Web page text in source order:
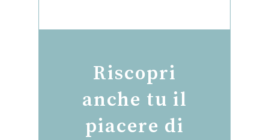
Riscopri
anche tu il
piacere di